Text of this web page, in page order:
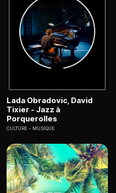
Lada Obradovic, David
Tixier - Jazz à
Porquerolles
CULTURE MUSIQUE